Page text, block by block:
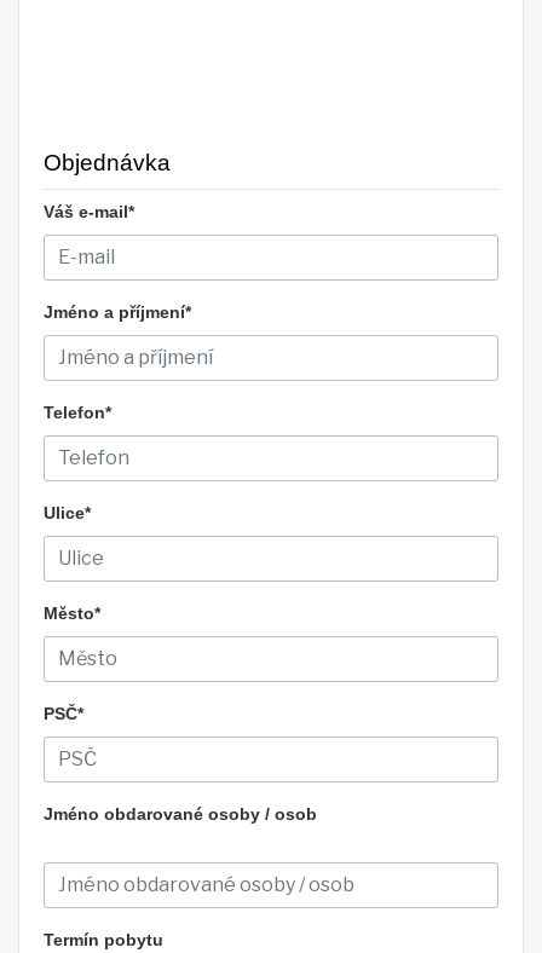
Objednávka
Váš e-mail*
Jméno a příjmení*
Telefon*
Ulice*
Město*
PSČ*
Jméno obdarované osoby / osob
Termín pobytu